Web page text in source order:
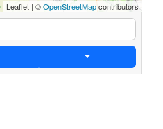
Leaflet | ©OpenStreetMapcontributors